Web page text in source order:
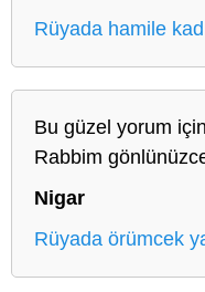
Rüyada hamile
Bu güzel yorum
Rabbim
Nigar
Rüyada örümcek